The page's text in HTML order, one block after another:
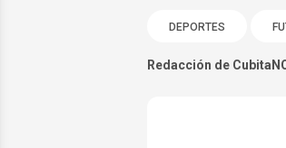
DEPORTES
Redacción de